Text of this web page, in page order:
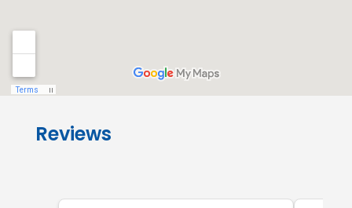
Reviews